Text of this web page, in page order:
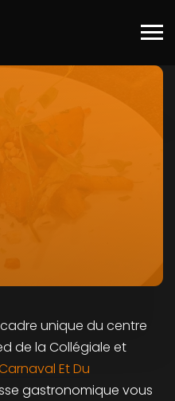
unique du centre
de la Collégiale et
Et Du
gastronomique vous